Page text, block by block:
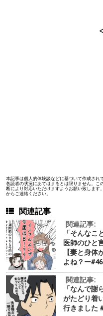
本記事は個人的体験談などに基づいて作成され
各読者の状況にあてはまるとは限りません。こ
断により対応いただけますようお願い致します
からご連絡ください。
関連記事
関連記事:
「そんな
医師のひと
【妻と身
よね？ー
関連記事:
「なんで
がたどり着
行きました